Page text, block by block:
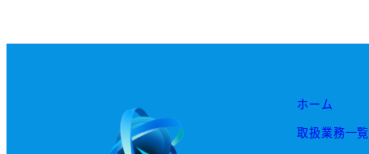
稿
ホーム
取扱業務一覧